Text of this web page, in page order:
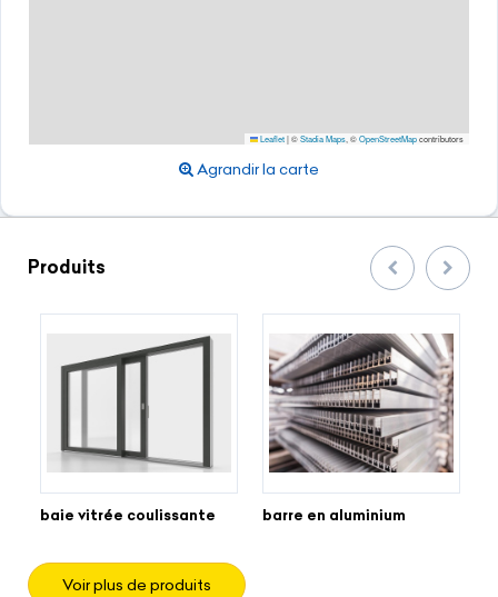
Leaflet|©Stadia Maps , ©OpenStreetMapcontributors
Agrandir la carte
Produits Précedent
baie vitrée coulissante barre en aluminium
Voir plus de produits